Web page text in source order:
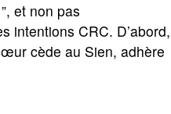
”, et non pas
intentions CRC. D’abord,
cède au Sien, adhère